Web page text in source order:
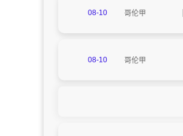
08-10 哥伦甲
08-10 哥伦甲